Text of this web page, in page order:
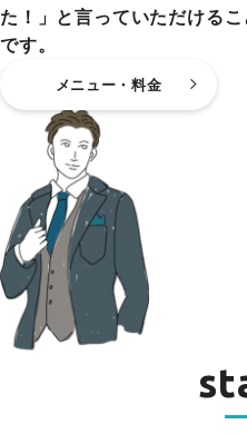
た！」と言っていただける
です。
メニュー・料金